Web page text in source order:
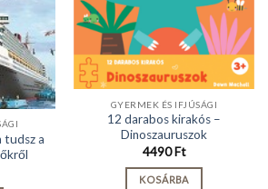
tudsz a
GYERMEK ÉS IFJÚSÁGI
12 darabos kirakós –
Dinoszauruszok
4490Ft
KOSÁRBA